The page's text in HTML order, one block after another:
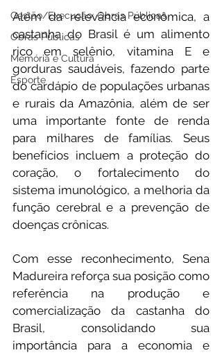
Gestão/Execução: Obras Públicas
Obras Públicas
Memória e Cultura
Esporte
Além da relevância econômica, a
castanha do Brasil é um alimento
rico em selênio, vitamina E e
gorduras saudáveis, fazendo parte
do cardápio de populações urbanas
e rurais da Amazônia, além de ser
uma importante fonte de renda
para milhares de famílias. Seus
benefícios incluem a proteção do
coração, o fortalecimento do
sistema imunológico, a melhoria da
função cerebral e a prevenção de
doenças crônicas.
Com esse reconhecimento, Sena
Madureira reforça sua posição como
referência na produção e
comercialização da castanha do
Brasil, consolidando sua
importância para a economia e